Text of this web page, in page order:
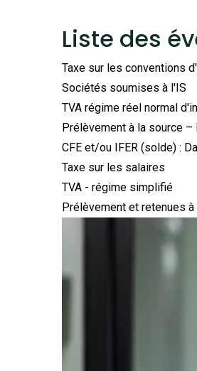
Liste des
Taxe sur les conventions
Sociétés soumises à l'IS
TVA régime réel normal
Prélèvement à la source –
CFE et/ou IFER (solde) :
Taxe sur les salaires
TVA - régime simplifié
Prélèvement et retenues